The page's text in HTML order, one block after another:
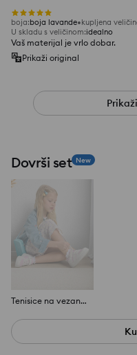
boja:boja lavande kupljena
U skladu s veličinom:idealno
Vaš materijal je vrlo dobar.
Prikaži original
Dovrši set New
Tenisice na vezanje